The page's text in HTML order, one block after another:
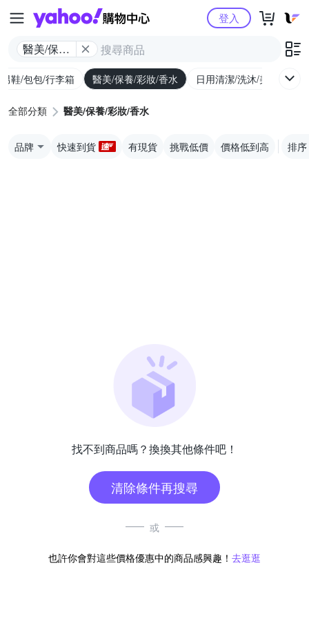
Yahoo購物中心
醫美/保養/
登入
鞋/包包/行李箱 醫美/保養/彩妝/香水 日用清潔/洗沐/美髮
全部分類 醫美/保養/彩妝/香水
品牌 快速到貨 有現貨 挑戰低價 價格低到高 排序
找不到商品嗎？換換其他條件吧！
清除條件再搜尋
或
也許你會對這些價格優惠中的商品感興趣！ 去逛逛